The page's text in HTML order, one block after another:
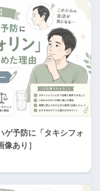
ゲ予防に「タキシフォ
あり］